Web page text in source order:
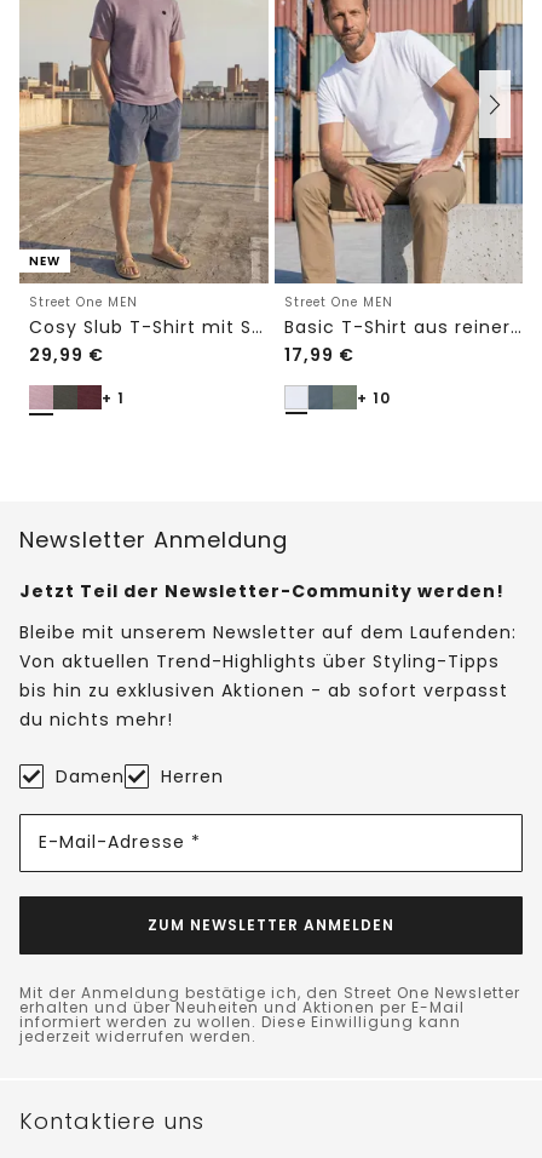
NEW
Street One MEN
Cosy Slub T-Shirt mit Struktur
29,99 €
+ 1
Street One MEN
Basic T-Shirt aus reiner Baumwolle
17,99 €
+ 10
Newsletter Anmeldung
Jetzt Teil der Newsletter-Community werden!
Bleibe mit unserem Newsletter auf dem Laufenden:
Von aktuellen Trend-Highlights über Styling-Tipps
bis hin zu exklusiven Aktionen - ab sofort verpasst
du nichts mehr!
Damen Herren
E-Mail-Adresse *
ZUM NEWSLETTER ANMELDEN
Mit der Anmeldung bestätige ich, den Street One Newsletter
erhalten und über Neuheiten und Aktionen per E-Mail
informiert werden zu wollen. Diese Einwilligung kann
jederzeit widerrufen werden.
Kontaktiere uns